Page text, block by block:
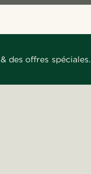
des offres spéciales.